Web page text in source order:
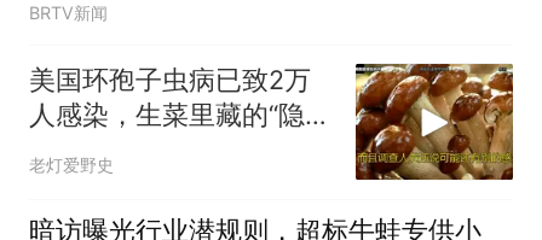
BRTV新闻
美国环孢子虫病已致2万
人感染，生菜里藏的“隐形
杀手”该警惕
老灯爱野史
暗访曝光行业潜规则，超标牛蛙专供小